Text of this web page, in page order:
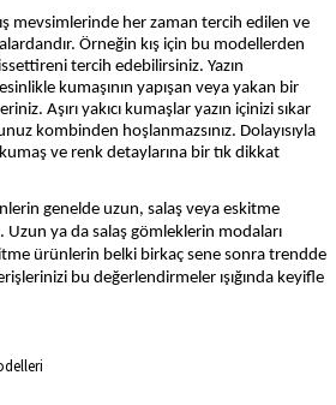
mevsimlerinde her zaman tercih edilen ve
Örneğin kış için bu modellerden
tercih edebilirsiniz. Yazın
kumaşının yapışan veya yakan bir
Aşırı yakıcı kumaşlar yazın içinizi sıkar
kombinden hoşlanmazsınız. Dolayısıyla
ve renk detaylarına bir tık dikkat
genelde uzun, salaş veya eskitme
Uzun ya da salaş gömleklerin modaları
ürünlerin belki birkaç sene sonra trendde
bu değerlendirmeler ışığında keyifle